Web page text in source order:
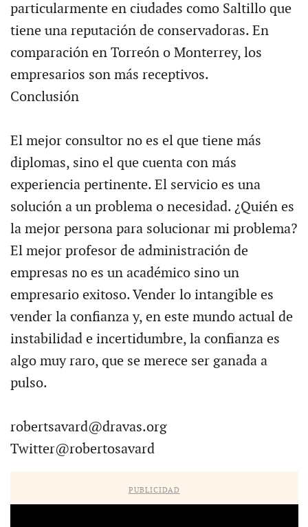
particularmente en ciudades como Saltillo que
tiene una reputación de conservadoras. En
comparación en Torreón o Monterrey, los
empresarios son más receptivos.
Conclusión
El mejor consultor no es el que tiene más
diplomas, sino el que cuenta con más
experiencia pertinente. El servicio es una
solución a un problema o necesidad. ¿Quién es
la mejor persona para solucionar mi problema?
El mejor profesor de administración de
empresas no es un académico sino un
empresario exitoso. Vender lo intangible es
vender la confianza y, en este mundo actual de
instabilidad e incertidumbre, la confianza es
algo muy raro, que se merece ser ganada a
pulso.
robertsavard@dravas.org
Twitter@robertosavard
PUBLICIDAD